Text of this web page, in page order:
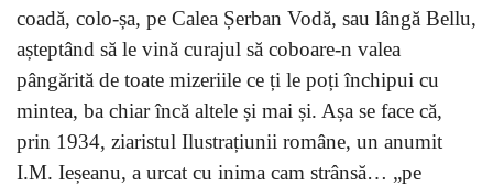
coadă, colo-șa, pe Calea Șerban Vodă, sau lângă Bellu,
așteptând să le vină curajul să coboare-n valea
pângărită de toate mizeriile ce ți le poți închipui cu
mintea, ba chiar încă altele și mai și. Așa se face că,
prin 1934, ziaristul Ilustrațiunii române, un anumit
I.M. Ieșeanu, a urcat cu inima cam strânsă… „pe